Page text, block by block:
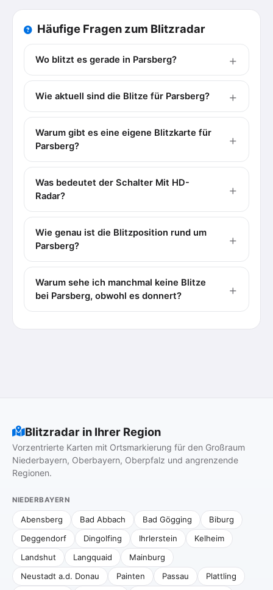
Häufige Fragen zum Blitzradar
Wo blitzt es gerade in Parsberg?
Wie aktuell sind die Blitze für Parsberg?
Warum gibt es eine eigene Blitzkarte für
Parsberg?
Was bedeutet der Schalter Mit HD-
Radar?
Wie genau ist die Blitzposition rund um
Parsberg?
Warum sehe ich manchmal keine Blitze
bei Parsberg, obwohl es donnert?
Blitzradar in Ihrer Region
Vorzentrierte Karten mit Ortsmarkierung für den Großraum
Niederbayern, Oberbayern, Oberpfalz und angrenzende
Regionen.
NIEDERBAYERN
Abensberg Bad Abbach Bad Gögging
Biburg
Deggendorf
Dingolfing Ihrlerstein
Kelheim
Landshut
Langquaid
Mainburg
Neustadt a.d. Donau
Painten Passau
Plattling